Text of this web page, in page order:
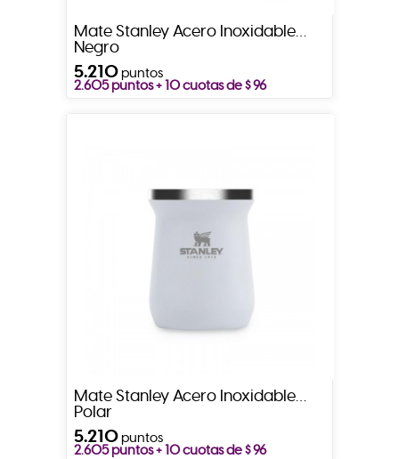
Mate Stanley Acero Inoxidable
Negro
5.210puntos
2.605 puntos + 10 cuotas de $ 96
Mate Stanley Acero Inoxidable
Polar
5.210puntos
2.605 puntos + 10 cuotas de $ 96